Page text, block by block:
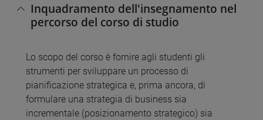
Inquadramento dell'insegnamento nel
percorso del corso di studio
Lo scopo del corso è fornire agli studenti gli
strumenti per sviluppare un processo di
pianificazione strategica e, prima ancora, di
formulare una strategia di business sia
incrementale (posizionamento strategico) sia